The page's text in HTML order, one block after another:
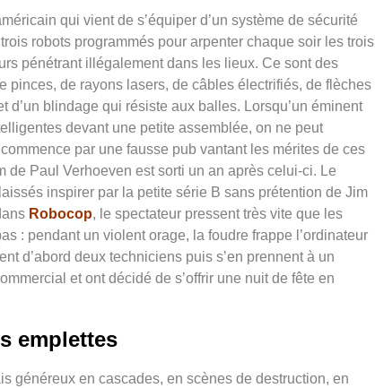
qui vient de s’équiper d’un système de sécurité
robots programmés pour arpenter chaque soir les trois
pénétrant illégalement dans les lieux. Ce sont des
pinces, de rayons lasers, de câbles électrifiés, de flèches
d’un blindage qui résiste aux balles. Lorsqu’un éminent
devant une petite assemblée, on ne peut
commence par une fausse pub vantant les mérites de ces
de Paul Verhoeven est sorti un an après celui-ci. Le
inspirer par la petite série B sans prétention de Jim
Robocop, le spectateur pressent très vite que les
: pendant un violent orage, la foudre frappe l’ordinateur
d’abord deux techniciens puis s’en prennent à un
et ont décidé de s’offrir une nuit de fête en
emplettes
généreux en cascades, en scènes de destruction, en